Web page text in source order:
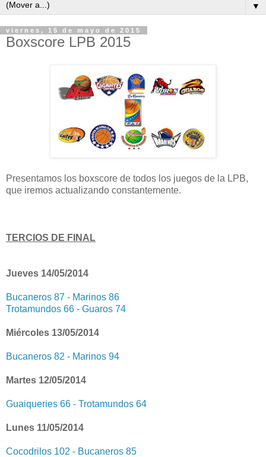
▼
viernes, 15 de mayo de 2015
Boxscore LPB 2015
Presentamos los boxscore de todos los juegos de la LPB,
que iremos actualizando constantemente.
TERCIOS DE FINAL
Jueves 14/05/2014
Bucaneros 87 - Marinos 86
Trotamundos 66 - Guaros 74
Miércoles 13/05/2014
Bucaneros 82 - Marinos 94
Martes 12/05/2014
Guaiqueries 66 - Trotamundos 64
Lunes 11/05/2014
Cocodrilos 102 - Bucaneros 85